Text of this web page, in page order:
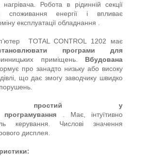
Робота в рідинній секції
споживання енергії і впливає
експлуатації обладнання .
TOTAL CONTROL 1202 має
програми для
приміщень. Вбудована
про занадто низьку або високу
що дає змогу заводчику швидко
порушень.
простий у
програмування . Має, інтуїтивно
керування. Числові значення
дисплея.